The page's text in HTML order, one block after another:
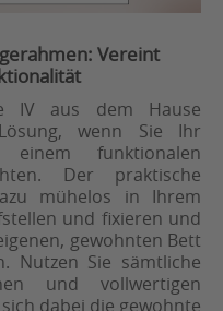
Vereint
IV aus dem Hause
wenn Sie Ihr
funktionalen
Der praktische
mühelos in Ihrem
und fixieren und
gewohnten Bett
Nutzen Sie sämtliche
und vollwertigen
dabei die gewohnte